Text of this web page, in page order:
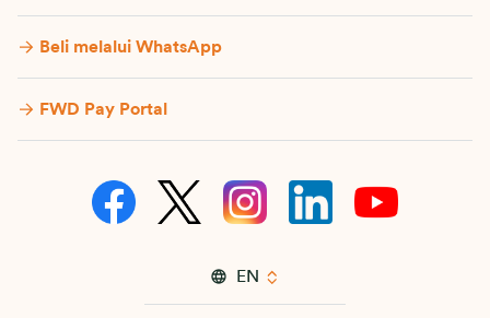
Beli melalui WhatsApp
FWD Pay Portal
EN